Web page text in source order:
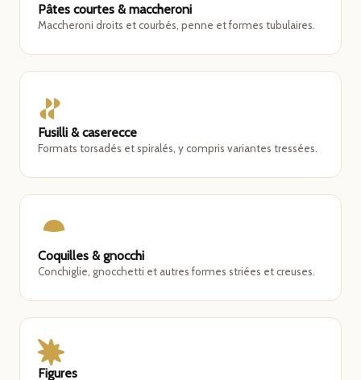
Pâtes courtes & maccheroni
Maccheroni droits et courbés, penne et formes tubulaires.
Fusilli & caserecce
Formats torsadés et spiralés, y compris variantes tressées.
Coquilles & gnocchi
Conchiglie, gnocchetti et autres formes striées et creuses.
Figures